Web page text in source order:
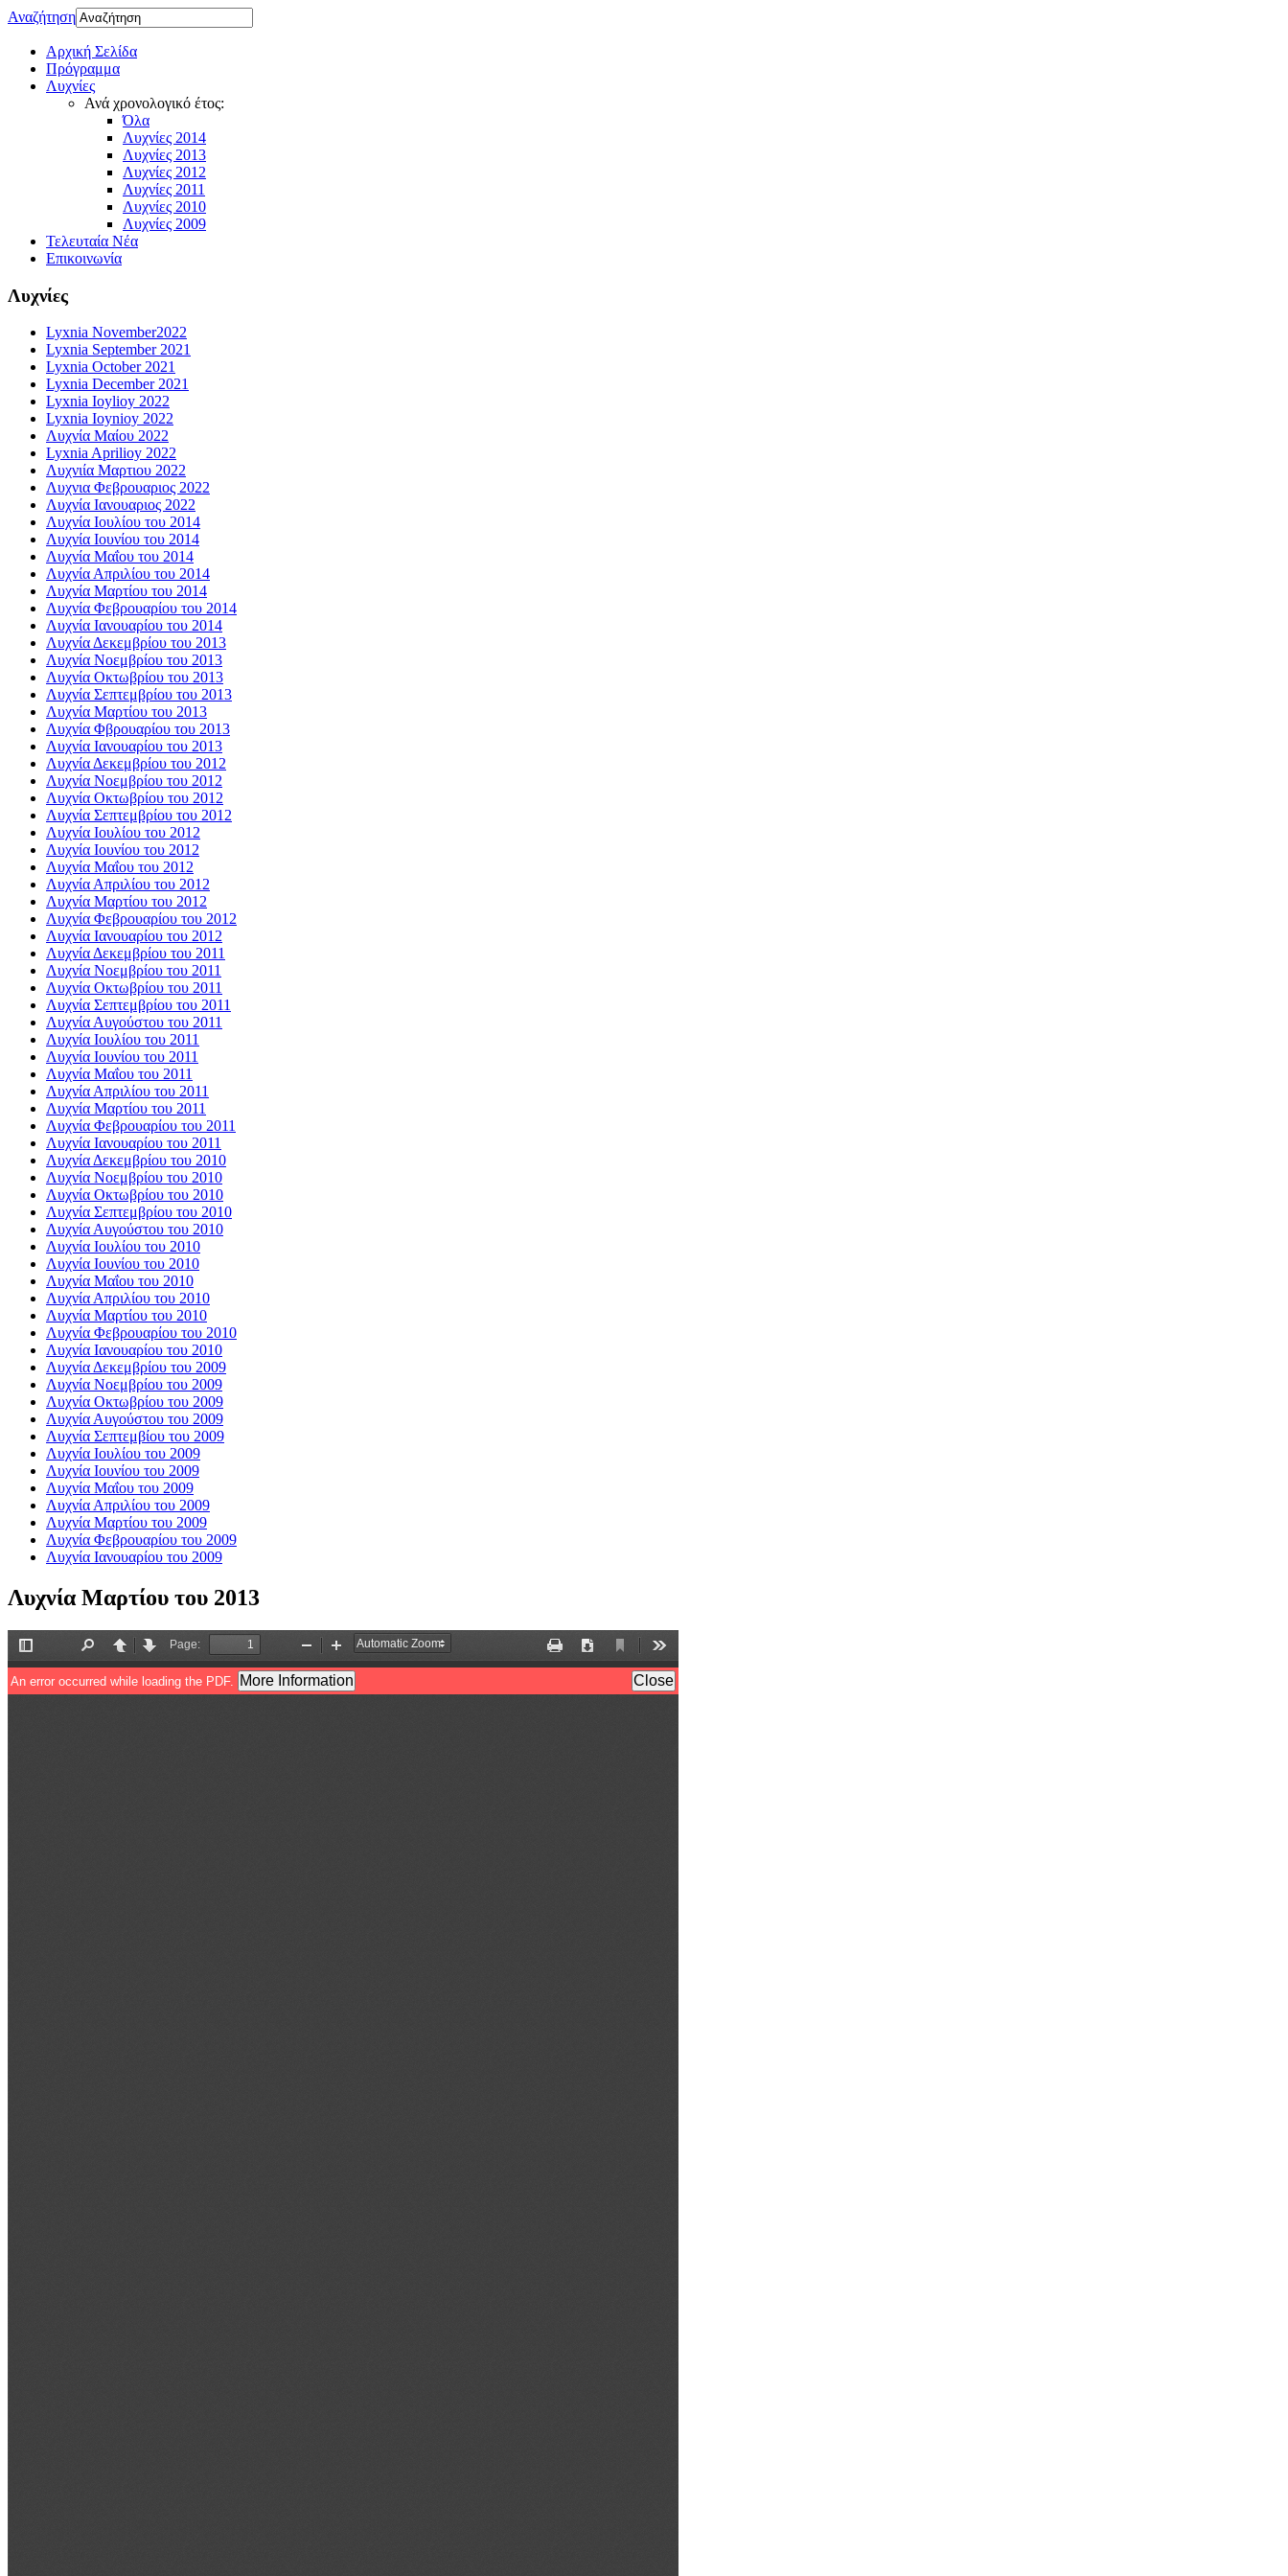
Αναζήτηση
Αρχική Σελίδα
Πρόγραμμα
Λυχνίες
Ανά χρονολογικό έτος:
Όλα
Λυχνίες 2014
Λυχνίες 2013
Λυχνίες 2012
Λυχνίες 2011
Λυχνίες 2010
Λυχνίες 2009
Τελευταία Νέα
Επικοινωνία
Λυχνίες
Lyxnia November2022
Lyxnia September 2021
Lyxnia October 2021
Lyxnia December 2021
Lyxnia Ioylioy 2022
Lyxnia Ioynioy 2022
Λυχνία Μαίου 2022
Lyxnia Aprilioy 2022
Λυχνιία Μαρτιου 2022
Λυχνια Φεβρουαριος 2022
Λυχνία Ιανουαριος 2022
Λυχνία Ιουλίου του 2014
Λυχνία Ιουνίου του 2014
Λυχνία Μαΐου του 2014
Λυχνία Απριλίου του 2014
Λυχνία Μαρτίου του 2014
Λυχνία Φεβρουαρίου του 2014
Λυχνία Ιανουαρίου του 2014
Λυχνία Δεκεμβρίου του 2013
Λυχνία Νοεμβρίου του 2013
Λυχνία Οκτωβρίου του 2013
Λυχνία Σεπτεμβρίου του 2013
Λυχνία Μαρτίου του 2013
Λυχνία Φβρουαρίου του 2013
Λυχνία Ιανουαρίου του 2013
Λυχνία Δεκεμβρίου του 2012
Λυχνία Νοεμβρίου του 2012
Λυχνία Οκτωβρίου του 2012
Λυχνία Σεπτεμβρίου του 2012
Λυχνία Ιουλίου του 2012
Λυχνία Ιουνίου του 2012
Λυχνία Μαΐου του 2012
Λυχνία Απριλίου του 2012
Λυχνία Μαρτίου του 2012
Λυχνία Φεβρουαρίου του 2012
Λυχνία Ιανουαρίου του 2012
Λυχνία Δεκεμβρίου του 2011
Λυχνία Νοεμβρίου του 2011
Λυχνία Οκτωβρίου του 2011
Λυχνία Σεπτεμβρίου του 2011
Λυχνία Αυγούστου του 2011
Λυχνία Ιουλίου του 2011
Λυχνία Ιουνίου του 2011
Λυχνία Μαΐου του 2011
Λυχνία Απριλίου του 2011
Λυχνία Μαρτίου του 2011
Λυχνία Φεβρουαρίου του 2011
Λυχνία Ιανουαρίου του 2011
Λυχνία Δεκεμβρίου του 2010
Λυχνία Νοεμβρίου του 2010
Λυχνία Οκτωβρίου του 2010
Λυχνία Σεπτεμβρίου του 2010
Λυχνία Αυγούστου του 2010
Λυχνία Ιουλίου του 2010
Λυχνία Ιουνίου του 2010
Λυχνία Μαΐου του 2010
Λυχνία Απριλίου του 2010
Λυχνία Μαρτίου του 2010
Λυχνία Φεβρουαρίου του 2010
Λυχνία Ιανουαρίου του 2010
Λυχνία Δεκεμβρίου του 2009
Λυχνία Νοεμβρίου του 2009
Λυχνία Οκτωβρίου του 2009
Λυχνία Αυγούστου του 2009
Λυχνία Σεπτεμβίου του 2009
Λυχνία Ιουλίου του 2009
Λυχνία Ιουνίου του 2009
Λυχνία Μαΐου του 2009
Λυχνία Απριλίου του 2009
Λυχνία Μαρτίου του 2009
Λυχνία Φεβρουαρίου του 2009
Λυχνία Ιανουαρίου του 2009
Λυχνία Μαρτίου του 2013